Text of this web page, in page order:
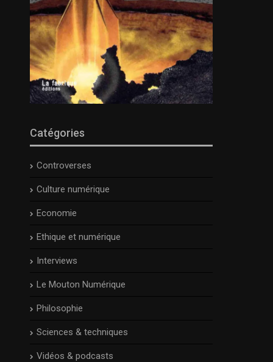
Catégories
Controverses
Culture numérique
Economie
Ethique et numérique
Interviews
Le Mouton Numérique
Philosophie
Sciences & techniques
Vidéos & podcasts